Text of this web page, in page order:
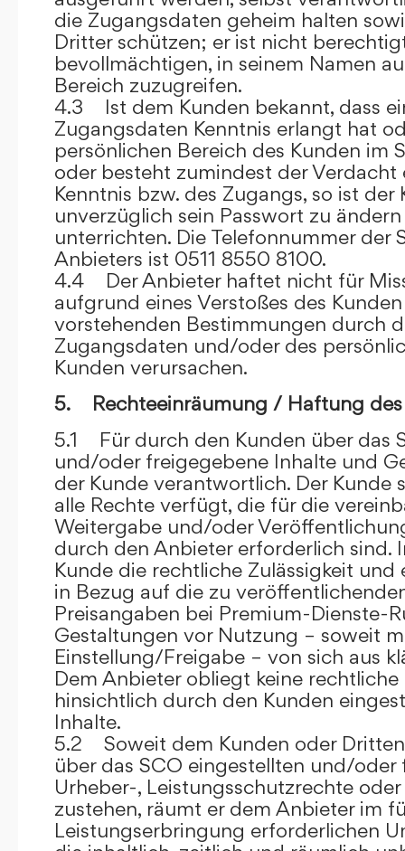
die Zugangsdaten geheim halten
Dritter schützen; er ist nicht
bevollmächtigen, in seinem Namen
Bereich zuzugreifen.
4.3 Ist dem Kunden bekannt, dass
Zugangsdaten Kenntnis erlangt hat
persönlichen Bereich des Kunden im
oder besteht zumindest der Verdacht
Kenntnis bzw. des Zugangs, so ist
unverzüglich sein Passwort zu
unterrichten. Die Telefonnummer der
Anbieters ist 0511 8550 8100.
4.4 Der Anbieter haftet nicht für
aufgrund eines Verstoßes des
vorstehenden Bestimmungen durch
Zugangsdaten und/oder des
Kunden verursachen.
5. Rechteeinräumung / Haftung des
5.1 Für durch den Kunden über das
und/oder freigegebene Inhalte und
der Kunde verantwortlich. Der Kunde
alle Rechte verfügt, die für die
Weitergabe und/oder
durch den Anbieter erforderlich sind.
Kunde die rechtliche Zulässigkeit
in Bezug auf die zu
Preisangaben bei Premium-Dienste-
Gestaltungen vor Nutzung – soweit
Einstellung/Freigabe – von sich aus
Dem Anbieter obliegt keine
hinsichtlich durch den Kunden
Inhalte.
5.2 Soweit dem Kunden oder
über das SCO eingestellten und/
Urheber-, Leistungsschutzrechte
zustehen, räumt er dem Anbieter im
Leistungserbringung erforderlichen